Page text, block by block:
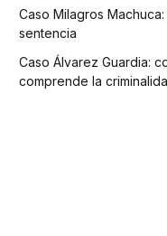
Caso Milagros
sentencia
Caso Álvarez Guardia:
comprende la